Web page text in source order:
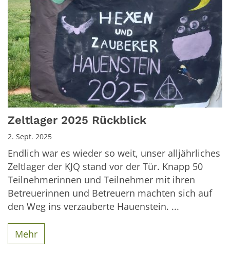
Zeltlager 2025 Rückblick
2. Sept. 2025
Endlich war es wieder so weit, unser alljährliches
Zeltlager der KJQ stand vor der Tür. Knapp 50
Teilnehmerinnen und Teilnehmer mit ihren
Betreuerinnen und Betreuern machten sich auf
den Weg ins verzauberte Hauenstein. ...
Mehr